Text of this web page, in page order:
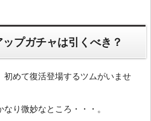
プガチャは引くべき？
めて復活登場するツムがいませ
り微妙なところ・・・。